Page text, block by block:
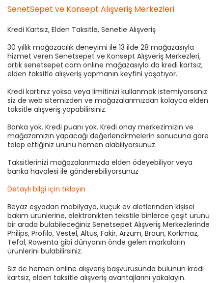
SenetSepet ve Konsept Alışveriş Merkezleri
Kredi Kartsız, Elden Taksitle, Senetle Alışveriş
30 yıllık mağazacılık deneyimi ile 13 ilde 28 mağazasıyla
hizmet veren Senetsepet ve Konsept Alışveriş Merkezleri,
artık senetsepet.com online mağazasıyla da kredi kartsız,
elden taksitle alışveriş yapmanın keyfini yaşatıyor.
Kredi kartınız yoksa veya limitinizi kullanmak istemiyorsanız
siz de web sitemizden ve mağazalarımızdan kolayca elden
taksitle alışveriş yapabilirsiniz.
Banka yok. Kredi puanı yok. Kredi onay merkezimizin ve
mağazamızın yapacağı değerlendirmelerin sonucuna göre
talep ettiğiniz ürünü hemen alabiliyorsunuz.
Taksitlerinizi mağazalarımızda elden ödeyebiliyor veya
banka havalesi ile gönderebiliyorsunuz
Detaylı bilgi için tıklayın
Beyaz eşyadan mobilyaya, küçük ev aletlerinden kişisel
bakım ürünlerine, elektronikten tekstile binlerce çeşit ürünü
bir arada bulabileceğiniz Senetsepet Alışveriş Merkezlerinde
Philips, Profilo, Vestel, Altus, Fakir, Arzum, Braun, Korkmaz,
Tefal, Rowenta gibi dünyanın önde gelen markaların
ürünlerini bulabilirsiniz.
Siz de hemen online alışveriş başvurusunda bulunun kredi
kartsız, elden taksitle alışveriş avantajlarını yakalayın.